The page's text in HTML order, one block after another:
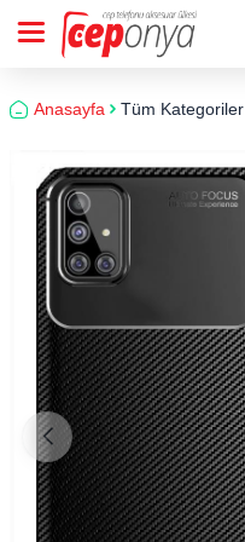
Anasayfa Tüm Kategoriler